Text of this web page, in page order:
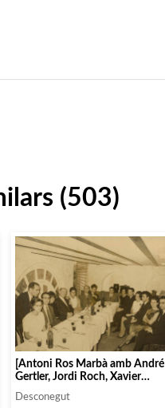
(503)
[Antoni Ros Marbà amb André
Gertler, Jordi Roch, Xavier
l’Orquestra Municipal de
Desconegut